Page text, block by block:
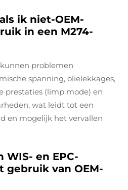
ik niet-OEM-
in een M274-
problemen
spanning, olielekkages,
prestaties (limp mode) en
wat leidt tot een
en mogelijk het vervallen
WIS- en EPC-
gebruik van OEM-